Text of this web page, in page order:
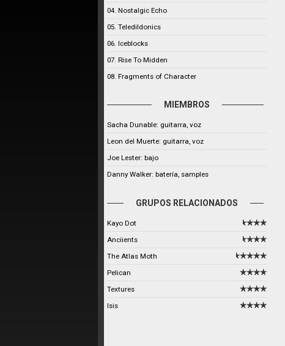
04. Nostalgic Echo
05. Teledildonics
06. Iceblocks
07. Rise To Midden
08. Fragments of Character
MIEMBROS
Sacha Dunable: guitarra, voz
Leon del Muerte: guitarra, voz
Joe Lester: bajo
Danny Walker: batería, samples
GRUPOS RELACIONADOS
Kayo Dot
Anciients
The Atlas Moth
Pelican
Textures
Isis